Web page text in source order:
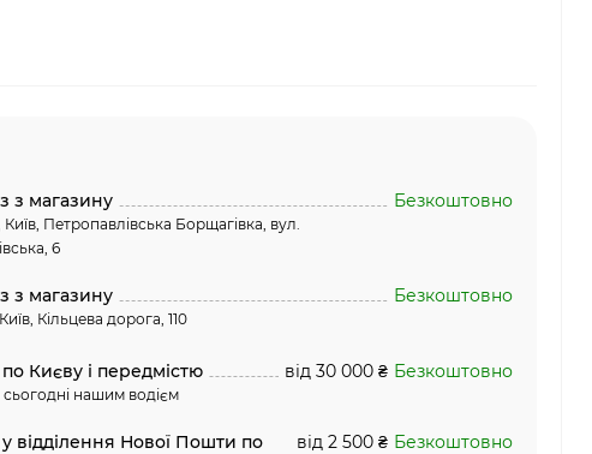
з магазину
Петропавлівська Борщагівка, вул.
6
Безкоштовно
з магазину
Кільцева дорога, 110
Безкоштовно
Києву і передмістю
нашим водієм
від 30 000 ₴ Безкоштовно
відділення Нової Пошти по
від 2 500 ₴ Безкоштовно